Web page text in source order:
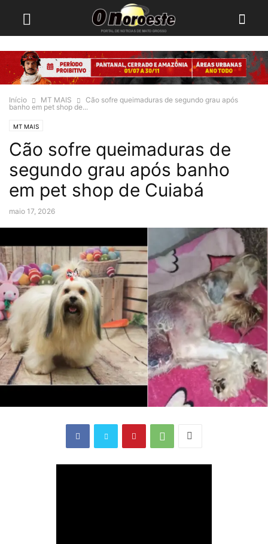
Início MT MAIS
Cão sofre queimaduras de segundo grau após
banho em pet shop de...
MT MAIS
Cão sofre queimaduras de
segundo grau após banho
em pet shop de Cuiabá
maio 17, 2026